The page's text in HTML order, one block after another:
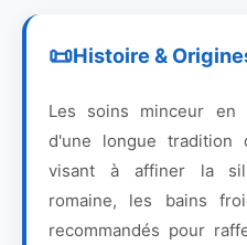
Histoire &
Les soins minceur en
d'une longue tradition
visant à affiner la
romaine, les bains
recommandés pour